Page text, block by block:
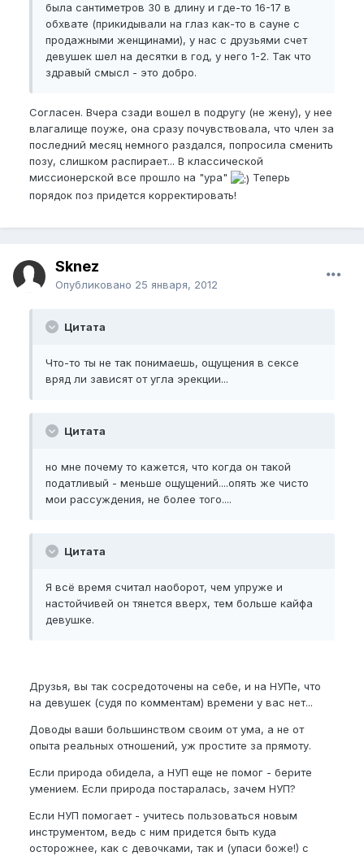
была сантиметров 30 в длину и где-то 16-17 в
обхвате (прикидывали на глаз как-то в сауне с
продажными женщинами), у нас с друзьями счет
девушек шел на десятки в год, у него 1-2. Так что
здравый смысл - это добро.
Согласен. Вчера сзади вошел в подругу (не жену), у нее
влагалище поуже, она сразу почувствовала, что член за
последний месяц немного раздался, попросила сменить
позу, слишком распирает... В классической
миссионерской все прошло на "ура"
Теперь
порядок поз придется корректировать!
Sknez
Опубликовано 25 января, 2012
Цитата
Что-то ты не так понимаешь, ощущения в сексе
вряд ли зависят от угла эрекции...
Цитата
но мне почему то кажется, что когда он такой
податливый - меньше ощущений....опять же чисто
мои рассуждения, не более того....
Цитата
Я всё время считал наоборот, чем упруже и
настойчивей он тянется вверх, тем больше кайфа
девушке.
Друзья, вы так сосредоточены на себе, и на НУПе, что
на девушек (судя по комментам) времени у вас нет...
Доводы ваши большинством своим от ума, а не от
опыта реальных отношений, уж простите за прямоту.
Если природа обидела, а НУП еще не помог - берите
умением. Если природа постаралась, зачем НУП?
Если НУП помогает - учитесь пользоваться новым
инструментом, ведь с ним придется быть куда
осторожнее, как с девочками, так и (упаси боже!) с